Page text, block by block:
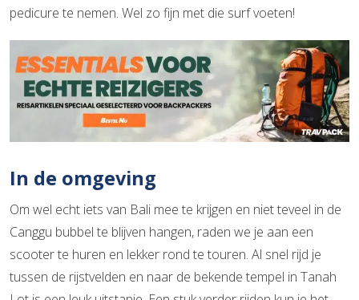
pedicure te nemen. Wel zo fijn met die surf voeten!
In de omgeving
Om wel echt iets van Bali mee te krijgen en niet teveel in de
Canggu bubbel te blijven hangen, raden we je aan een
scooter te huren en lekker rond te touren. Al snel rijd je
tussen de rijstvelden en naar de bekende tempel in Tanah